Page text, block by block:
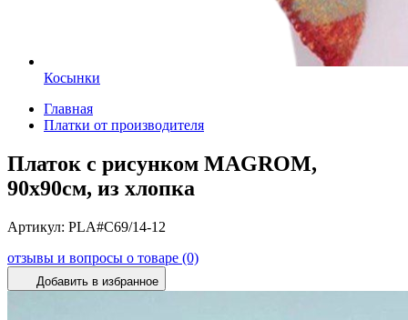
Косынки
Главная
Платки от производителя
Платок с рисунком MAGROM,
90х90см, из хлопка
Артикул: PLA#C69/14-12
отзывы и вопросы о товаре (0)
Добавить в избранное